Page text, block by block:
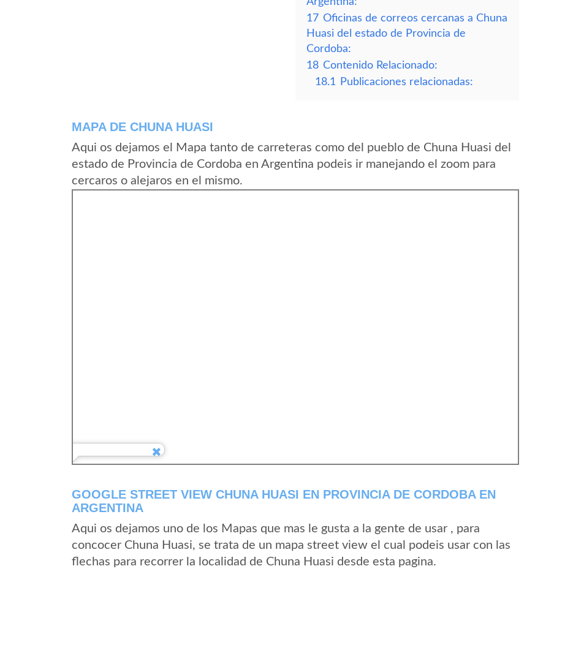
17 Oficinas de correos cercanas a Chuna
Huasi del estado de Provincia de
Cordoba:
18 Contenido Relacionado:
18.1
Publicaciones relacionadas:
MAPA DE CHUNA HUASI
Aqui os dejamos el Mapa tanto de carreteras como del pueblo de Chuna Huasi del
estado de Provincia de Cordoba en Argentina podeis ir manejando el zoom para
cercaros o alejaros en el mismo.
GOOGLE STREET VIEW CHUNA HUASI EN PROVINCIA DE CORDOBA EN
ARGENTINA
Aqui os dejamos uno de los Mapas que mas le gusta a la gente de usar , para
concocer Chuna Huasi, se trata de un mapa street view el cual podeis usar con las
flechas para recorrer la localidad de Chuna Huasi desde esta pagina.